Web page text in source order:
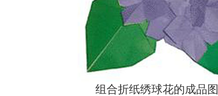
组合折纸绣球花的成品